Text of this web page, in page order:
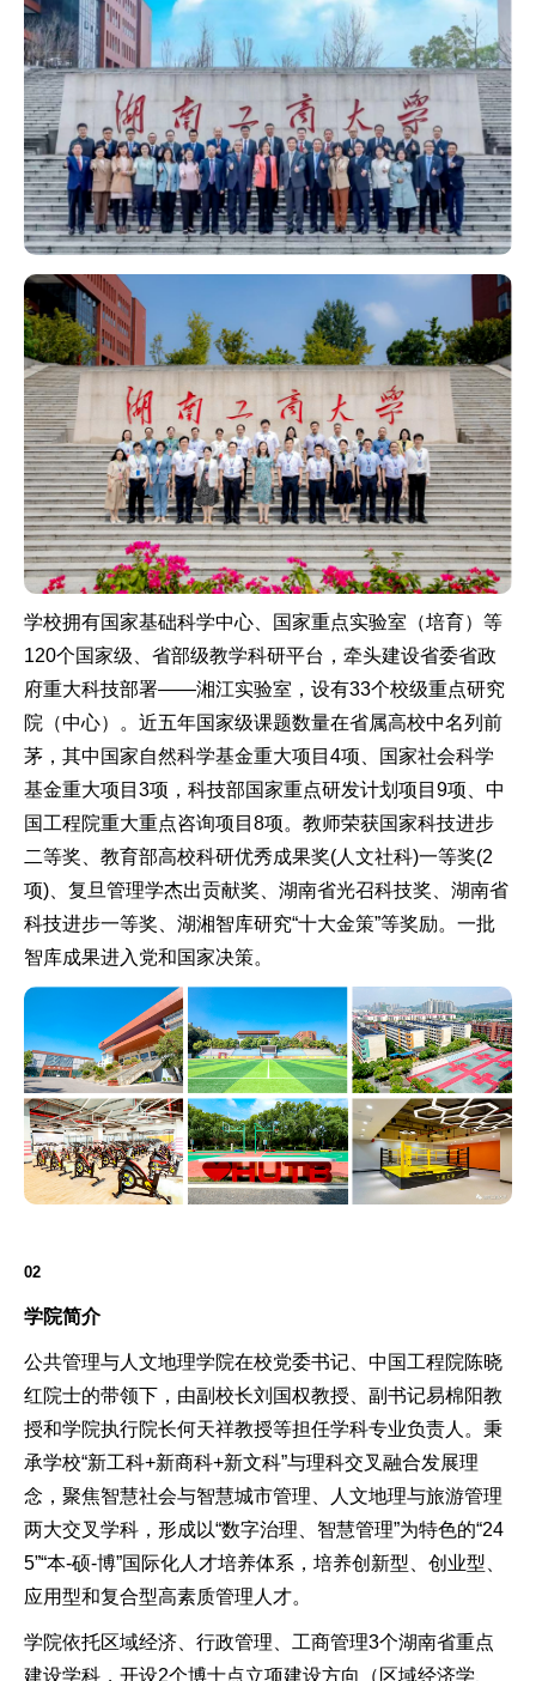
学校拥有国家基础科学中心、国家重点实验室（培育）等
120个国家级、省部级教学科研平台，牵头建设省委省政
府重大科技部署——湘江实验室，设有33个校级重点研究
院（中心）。近五年国家级课题数量在省属高校中名列前
茅，其中国家自然科学基金重大项目4项、国家社会科学
基金重大项目3项，科技部国家重点研发计划项目9项、中
国工程院重大重点咨询项目8项。教师荣获国家科技进步
二等奖、教育部高校科研优秀成果奖(人文社科)一等奖(2
项)、复旦管理学杰出贡献奖、湖南省光召科技奖、湖南省
科技进步一等奖、湖湘智库研究“十大金策”等奖励。一批
智库成果进入党和国家决策。
02
学院简介
公共管理与人文地理学院在校党委书记、中国工程院陈晓
红院士的带领下，由副校长刘国权教授、副书记易棉阳教
授和学院执行院长何天祥教授等担任学科专业负责人。秉
承学校“新工科+新商科+新文科”与理科交叉融合发展理
念，聚焦智慧社会与智慧城市管理、人文地理与旅游管理
两大交叉学科，形成以“数字治理、智慧管理”为特色的“24
5”“本-硕-博”国际化人才培养体系，培养创新型、创业型、
应用型和复合型高素质管理人才。
学院依托区域经济、行政管理、工商管理3个湖南省重点
建设学科，开设2个博士点立项建设方向（区域经济学、